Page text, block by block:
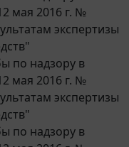
экспертизы
по надзору в
мая 2016 г. №
экспертизы
по надзору в
мая 2016 г. №